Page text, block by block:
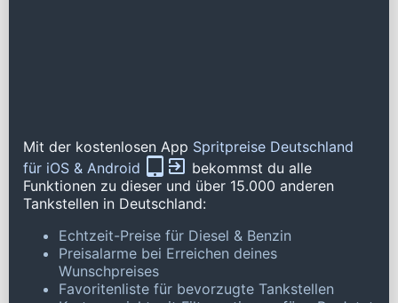
Mit der kostenlosen App Spritpreise Deutschland
für iOS & Android
bekommst du alle
Funktionen zu dieser und über 15.000 anderen
Tankstellen in Deutschland:
Echtzeit-Preise für Diesel & Benzin
Preisalarme bei Erreichen deines
Wunschpreises
Favoritenliste für bevorzugte Tankstellen